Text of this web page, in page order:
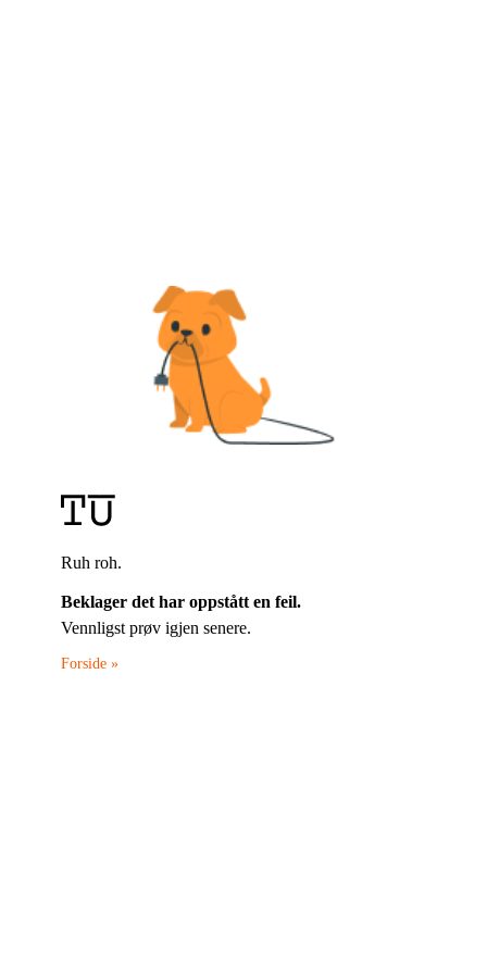
Ruh roh.
Beklager det har oppstått en feil.
Vennligst prøv igjen senere.
Forside »